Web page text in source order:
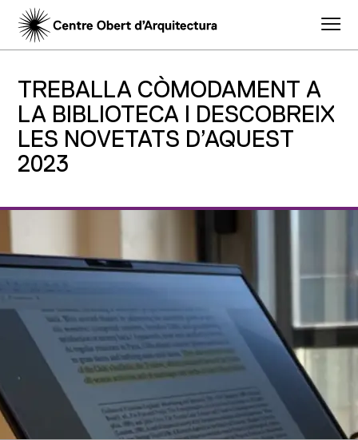
TREBALLA CÒMODAMENT A
LA BIBLIOTECA I DESCOBREIX
LES NOVETATS D’AQUEST
2023